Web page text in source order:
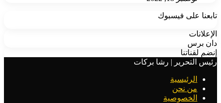
على فيسبوك
| رشا بركات
الرئيسية
من نحن
الخصوصية